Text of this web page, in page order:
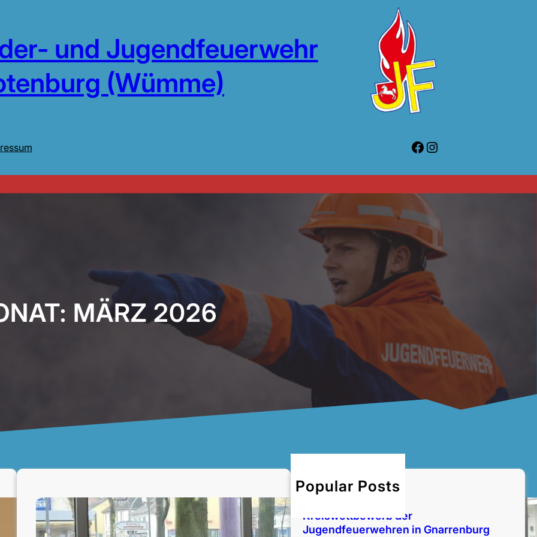
und Jugendfeuerwehr
(Wümme)
Facebook
Instagram
MÄRZ 2026
Popular Posts
Bezirksentscheid
Kreiswettbewerb der
Jugendfeuerwehren in Gnarrenburg